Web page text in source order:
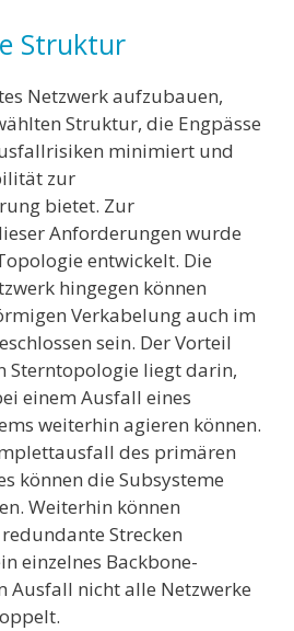
Struktur
Netzwerk aufzubauen,
Struktur, die Engpässe
minimiert und
zur
bietet. Zur
Anforderungen wurde
entwickelt. Die
hingegen können
Verkabelung auch im
sein. Der Vorteil
Sterntopologie liegt darin,
einem Ausfall eines
weiterhin agieren können.
des primären
können die Subsysteme
Weiterhin können
Strecken
einzelnes Backbone-
Ausfall nicht alle Netzwerke